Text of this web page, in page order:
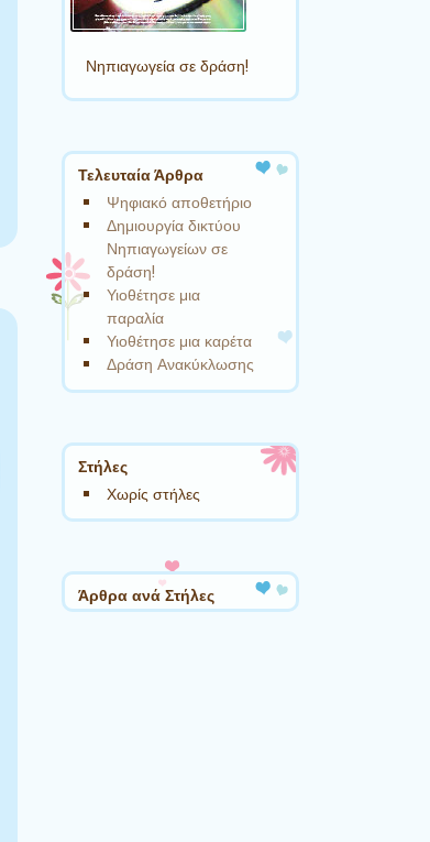
Νηπιαγωγεία σε δράση!
Τελευταία Άρθρα
Ψηφιακό αποθετήριο
Δημιουργία δικτύου
Νηπιαγωγείων σε
δράση!
Υιοθέτησε μια
παραλία
Υιοθέτησε μια καρέτα
Δράση Ανακύκλωσης
Στήλες
Χωρίς στήλες
Άρθρα ανά Στήλες